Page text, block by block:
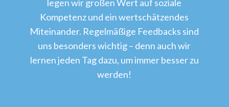
legen wir großen Wert auf soziale
Kompetenz und ein wertschätzendes
Miteinander. Regelmäßige Feedbacks sind
uns besonders wichtig – denn auch wir
lernen jeden Tag dazu, um immer besser zu
werden!